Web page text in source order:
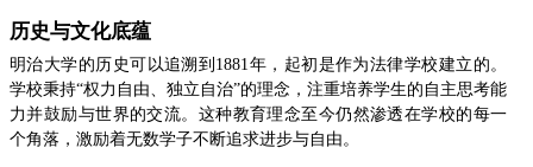
历史与文化底蕴
明治大学的历史可以追溯到1881年，起初是作为法律学校建立的。
学校秉持“权力自由、独立自治”的理念，注重培养学生的自主思考能
力并鼓励与世界的交流。这种教育理念至今仍然渗透在学校的每一
个角落，激励着无数学子不断追求进步与自由。